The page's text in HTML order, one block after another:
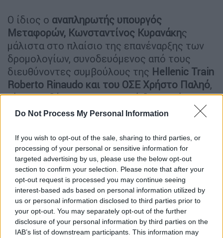
Do Not Process My Personal Information
If you wish to opt-out of the sale, sharing to third parties, or
processing of your personal or sensitive information for
targeted advertising by us, please use the below opt-out
section to confirm your selection. Please note that after your
opt-out request is processed you may continue seeing
interest-based ads based on personal information utilized by
us or personal information disclosed to third parties prior to
your opt-out. You may separately opt-out of the further
disclosure of your personal information by third parties on the
IAB’s list of downstream participants. This information may
Ο ίδιος ο αναπληρωτής υπουργός
Μεταφορών, Κωνσταντίνος Κυρανάκης
μάλιστα στο πλαίσιο της επανέναρξης των
δρομολογίων, συνοδευόμενος από τους
διευθύνοντες συμβούλους της Hellenic Train
Roberto Rinaudo και του ΟΣΕ Χρήστο Παληό,
είχε ταξιδέψει στο πιλοτικό δρομολόγιο
της 5ης Μαΐου προαναγγέλοντας την εκ νέου
Ωστόσο, πριν ακόμη στεγνώσει το μελάνι
των ανακοινώσεων, η επανεκκίνηση
«εκτροχιάστηκε»από τα διαρκή προβλήματα
που ταλανίζουν τις ελληνικές ράγες με την
εικόνα του διαθέσιμου στόλου στη Βόρεια
Ελλάδα να είναι αποκαλυπτική. Σύμφωνα με
πηγές κοντά στην υπόθεση, η Hellenic Train
εξυπηρετεί τηΒόρεια Ελλάδα με 12